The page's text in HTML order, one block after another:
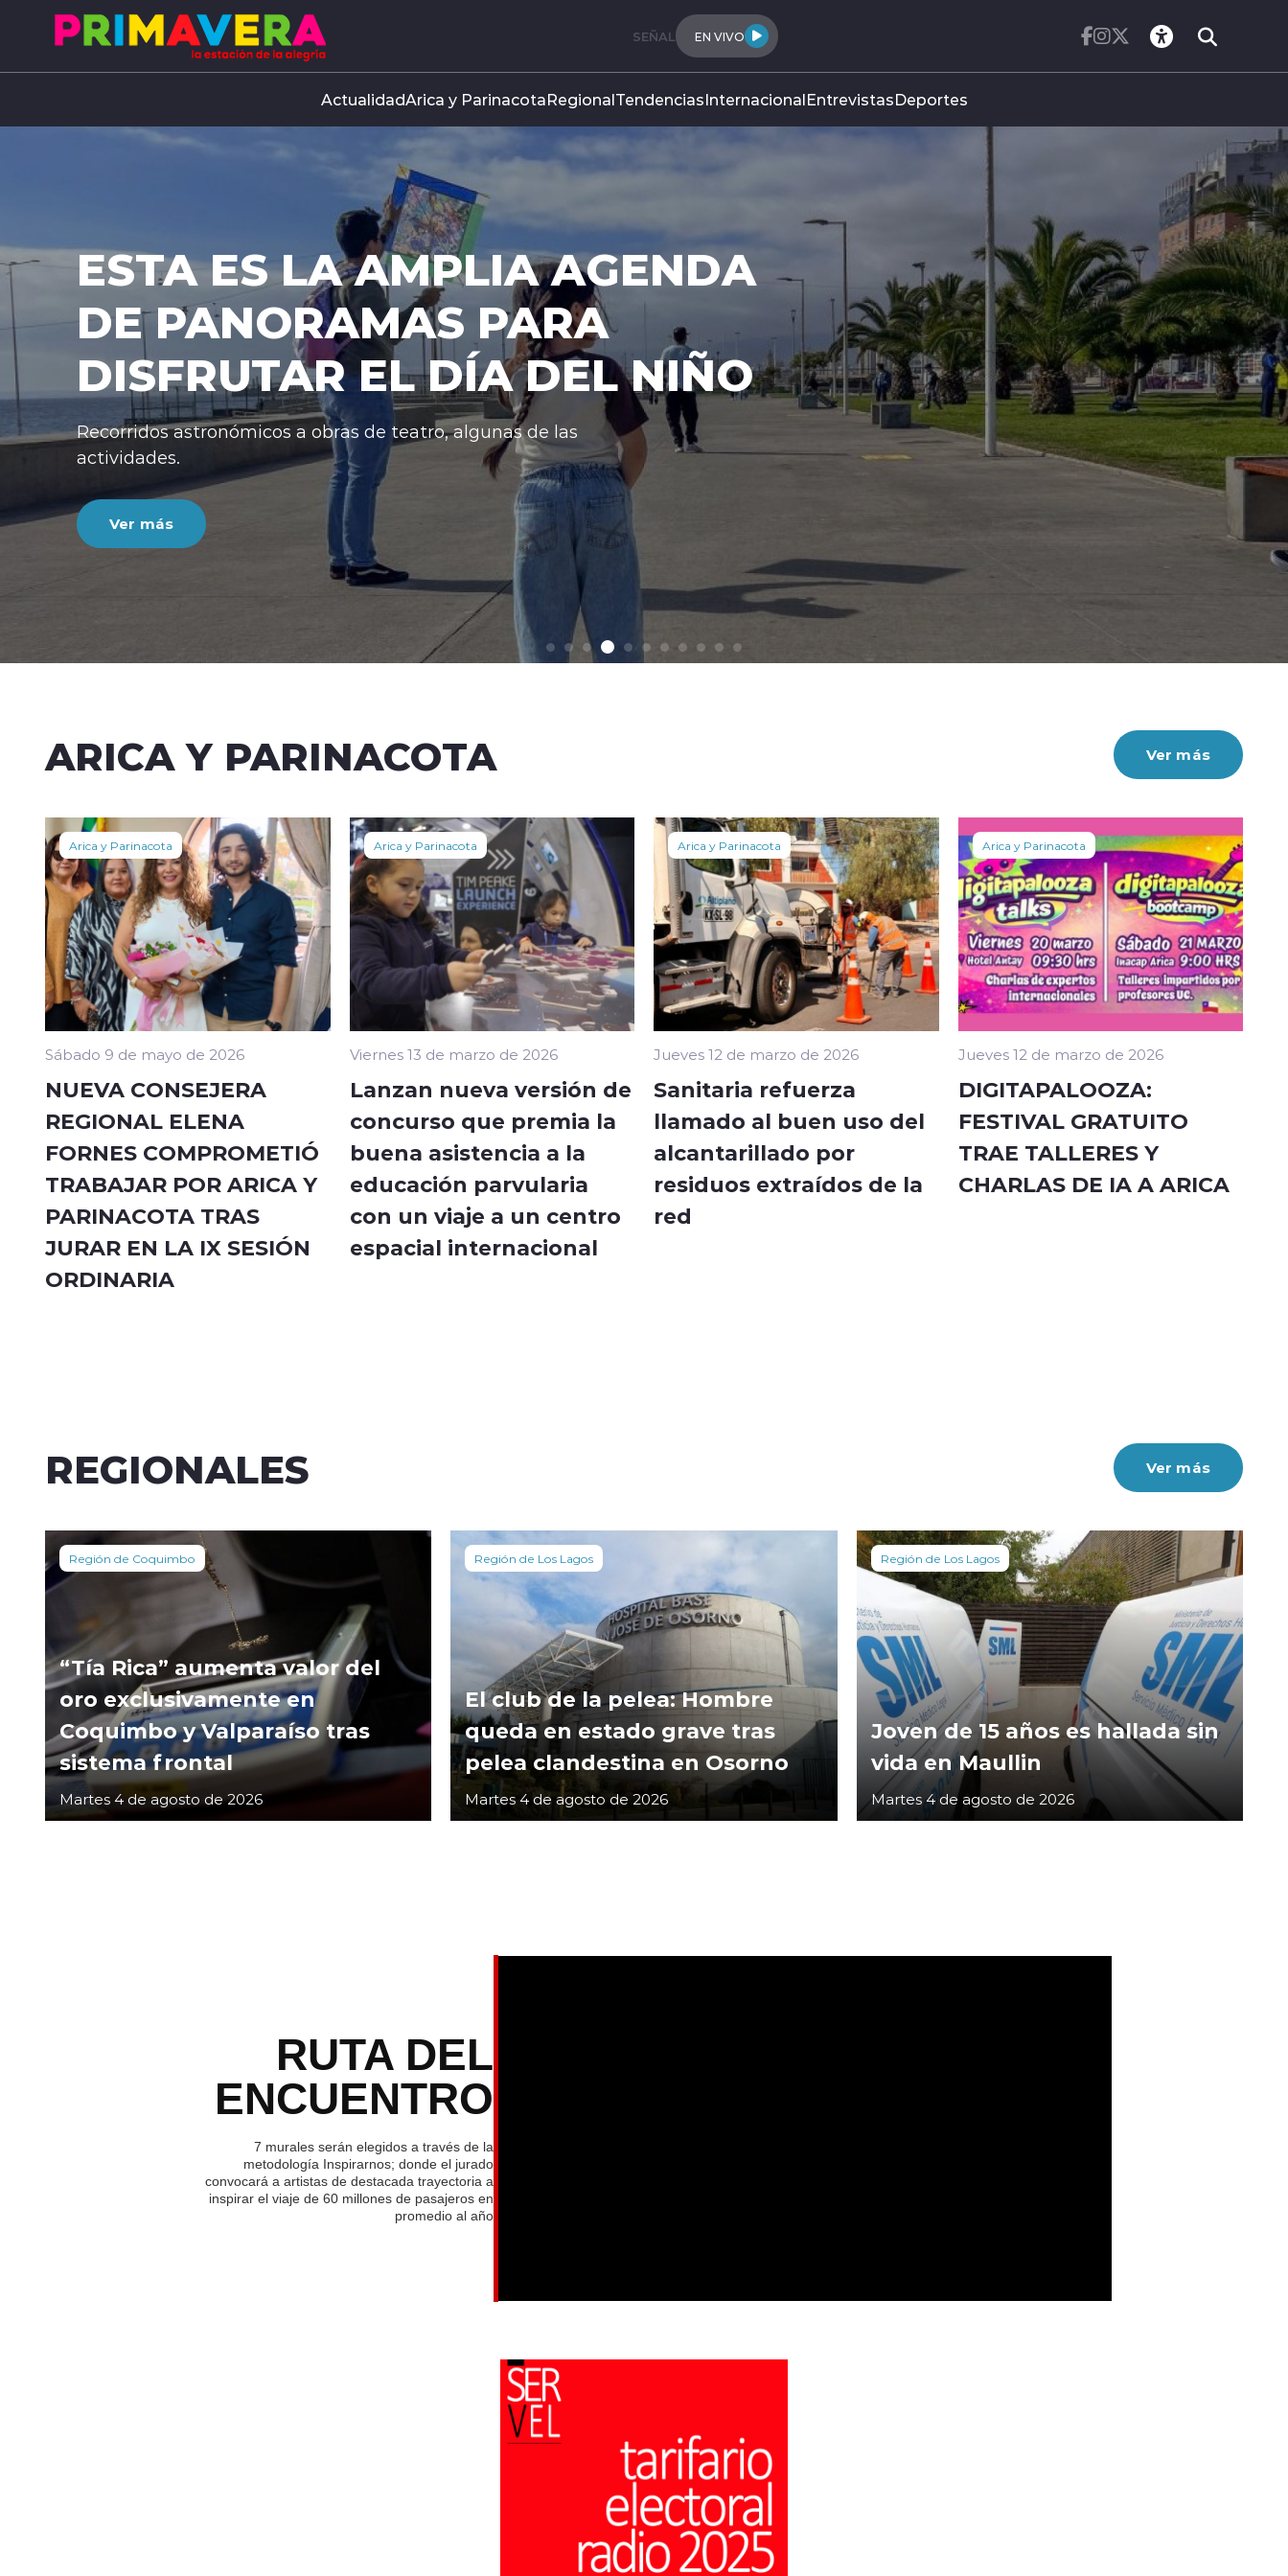
SEÑAL EN VIVO
ActualidadArica y ParinacotaRegionalTendenciasInternacionalEntrevistasDeportes
ESTA ES LA AMPLIA AGENDA
DE PANORAMAS PARA
DISFRUTAR EL DÍA DEL NIÑO
Recorridos astronómicos a obras de teatro, algunas de las
actividades.
Ver más
ARICA Y PARINACOTA Ver más
Arica y Parinacota
Sábado 9 de mayo de 2026
NUEVA CONSEJERA
REGIONAL ELENA
FORNES COMPROMETIÓ
TRABAJAR POR ARICA Y
PARINACOTA TRAS
JURAR EN LA IX SESIÓN
ORDINARIA
Arica y Parinacota
Viernes 13 de marzo de 2026
Lanzan nueva versión de
concurso que premia la
buena asistencia a la
educación parvularia
con un viaje a un centro
espacial internacional
Arica y Parinacota
Jueves 12 de marzo de 2026
Sanitaria refuerza
llamado al buen uso del
alcantarillado por
residuos extraídos de la
red
Arica y Parinacota
Jueves 12 de marzo de 2026
DIGITAPALOOZA:
FESTIVAL GRATUITO
TRAE TALLERES Y
CHARLAS DE IA A ARICA
REGIONALES Ver más
Región de Coquimbo
“Tía Rica” aumenta valor del
oro exclusivamente en
Coquimbo y Valparaíso tras
sistema frontal
Martes 4 de agosto de 2026
Región de Los Lagos
El club de la pelea: Hombre
queda en estado grave tras
pelea clandestina en Osorno
Martes 4 de agosto de 2026
Región de Los Lagos
Joven de 15 años es hallada sin
vida en Maullin
Martes 4 de agosto de 2026
RUTA DEL
ENCUENTRO
7 murales serán elegidos a través de la
metodología Inspirarnos; donde el jurado
convocará a artistas de destacada trayectoria a
inspirar el viaje de 60 millones de pasajeros en
promedio al año